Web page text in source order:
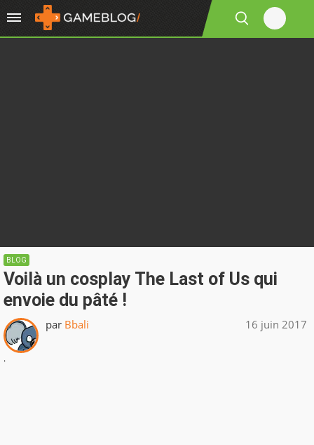
BLOG
Voilà un cosplay The Last of Us qui
envoie du pâté !
par Bbali 16 juin 2017
.